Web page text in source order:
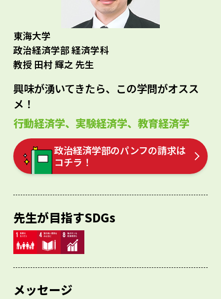
東海大学
政治経済学部 経済学科
教授 田村 輝之 先生
興味が湧いてきたら、この学問がオスス
メ！
行動経済学、実験経済学、教育経済学
政治経済学部のパンフの請求は
コチラ！
先生が目指すSDGs
メッセージ